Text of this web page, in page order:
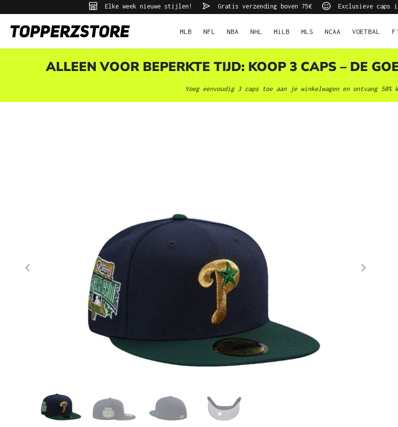
Ga naar de hoofdnavigatie
Elke week nieuwe stijlen! Gratis verzending boven 75€ Exclusieve caps
MLB NFL NBA NHL MiLB MLS NCAA VOETBAL F1
ALLEEN VOOR BEPERKTE TIJD: KOOP 3 CAPS – DE
Voeg eenvoudig 3 caps toe aan je winkelwagen en ontvang